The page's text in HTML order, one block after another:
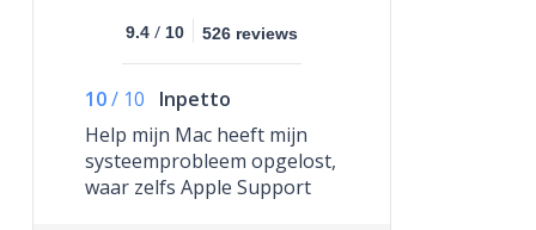
9.4 / 10 526 reviews
10/ 10
Inpetto
Help mijn Mac heeft mijn
systeemprobleem opgelost,
waar zelfs Apple Support